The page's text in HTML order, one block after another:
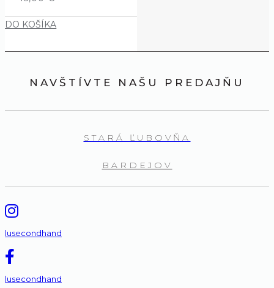
DO KOŠÍKA
NAVŠTÍVTE NAŠU PREDAJŇU
STARÁ ĽUBOVŇA
BARDEJOV
lusecondhand
lusecondhand